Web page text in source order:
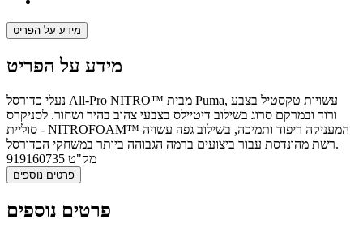
מידע על הפריט
מידע על הפריט
נעלי כדורסל All-Pro NITRO™ מבית Puma, עשויות טקסטיל בצבע
ורוד ובמרקם סרוג בשילוב דיטיילס בצבעי צהוב בהיר ושחור. לסניקרס
סוליית - NITROFOAM™ המעניקה ריפוד ותמיכה, בשילוב גפה עשויה
רשת מהונדסת עבור ביצועים ברמה הגבוהה ביותר במשחקי הכדורסל.
מק"ט 919160735
פרטים נוספים
פרטים נוספים